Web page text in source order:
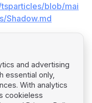
blob/mai
Shadow.md
and advertising
essential only,
With analytics
cookieless